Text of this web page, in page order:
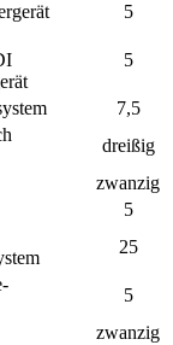
5
5
7,5
dreißig
zwanzig
5
25
5
zwanzig